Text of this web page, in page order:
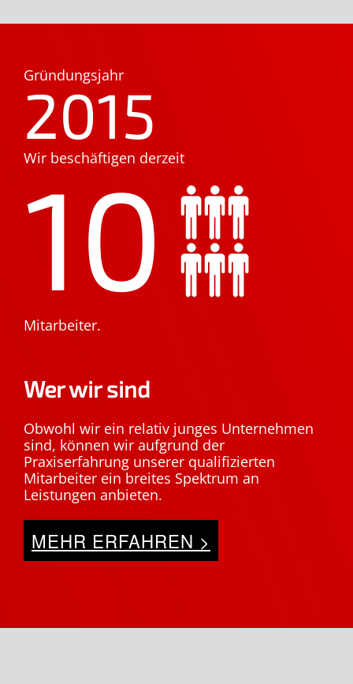
Gründungsjahr
2015
Wir beschäftigen derzeit
10
Mitarbeiter.
Wer wir sind
Obwohl wir ein relativ junges Unternehmen
sind, können wir aufgrund der
Praxiserfahrung unserer qualifizierten
Mitarbeiter ein breites Spektrum an
Leistungen anbieten.
MEHR ERFAHREN >